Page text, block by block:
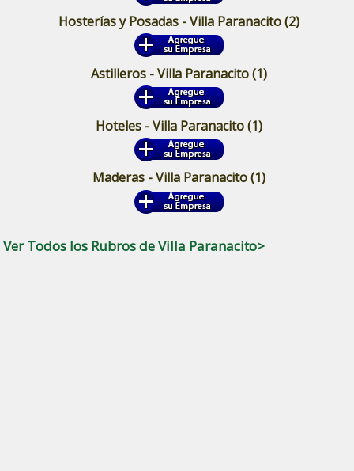
Hosterías y Posadas - Villa Paranacito(2)
Astilleros - Villa Paranacito(1)
Hoteles - Villa Paranacito(1)
Maderas - Villa Paranacito(1)
Ver Todos los Rubros de Villa Paranacito>